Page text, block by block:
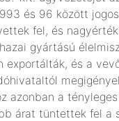
és 96 között
fel, és
gyártású
exportálták, és a
azonban a
árat tüntettek fel a